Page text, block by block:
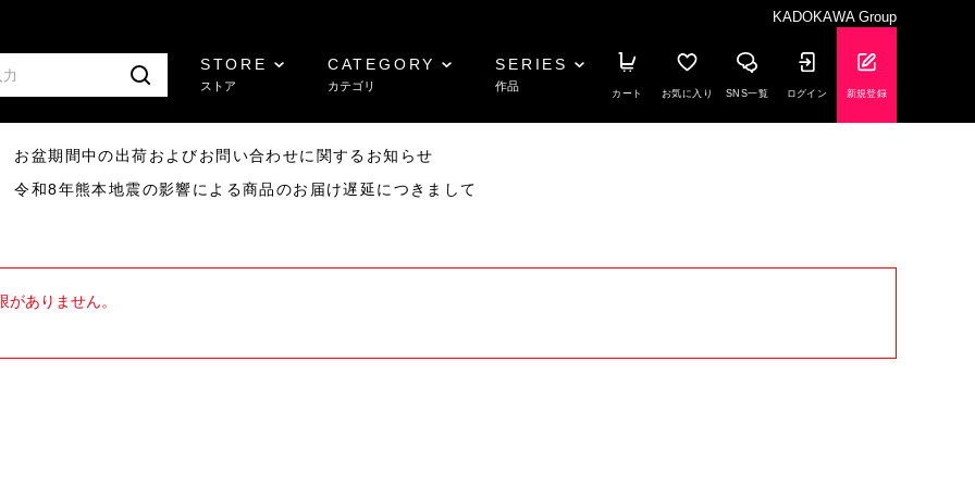
KADOKAWA Group
STORE
ストア
CATEGORY
カテゴリ
SERIES
作品
カート お気に入り SNS一覧 ログイン 新規登録
盆期間中の出荷およびお問い合わせに関するお知らせ
和8年熊本地震の影響による商品のお届け遅延につきまして
ありません。